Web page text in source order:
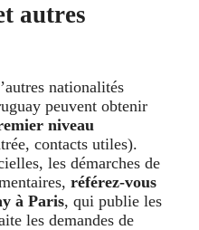
autres
nationalités
peuvent obtenir
niveau
contacts utiles).
les démarches de
référez-vous
à Paris, qui publie les
les demandes de